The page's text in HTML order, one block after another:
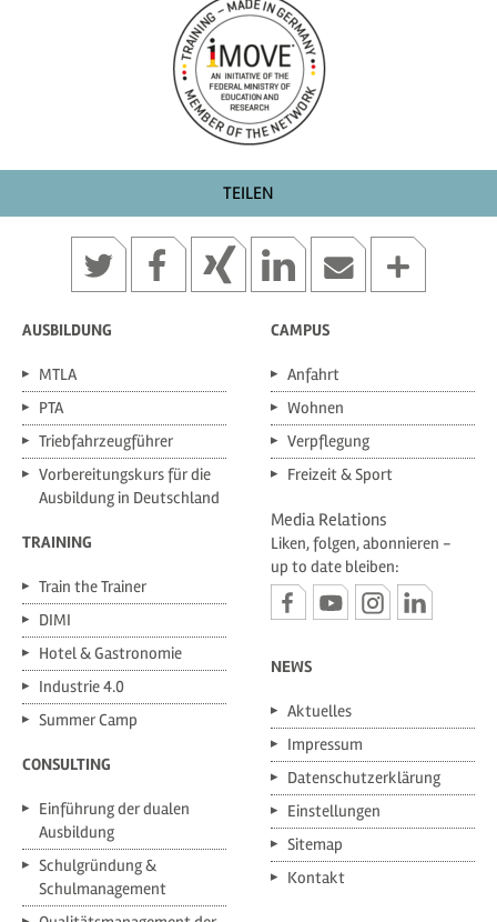
TEILEN
AUSBILDUNG
MTLA
PTA
Triebfahrzeugführer
Vorbereitungskurs für die
Ausbildung in Deutschland
TRAINING
Train the Trainer
DIMI
Hotel & Gastronomie
Industrie 4.0
Summer Camp
CONSULTING
Einführung der dualen
Ausbildung
Schulgründung &
Schulmanagement
CAMPUS
Anfahrt
Wohnen
Verpflegung
Freizeit & Sport
Media Relations
Liken, folgen, abonnieren -
up to date bleiben:
NEWS
Aktuelles
Impressum
Datenschutzerklärung
Einstellungen
Sitemap
Kontakt